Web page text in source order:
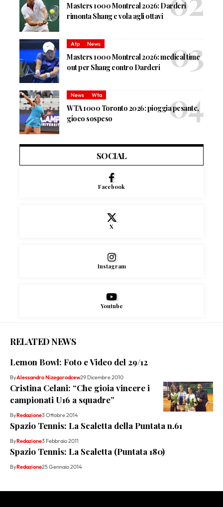
Masters 1000 Montreal 2026: Darderi
rimonta Shang e vola agli ottavi
Atp News
Masters 1000 Montreal 2026: medical time
out per Shang contro Darderi
News Wta
WTA 1000 Toronto 2026: pioggia pesante,
gioco sospeso
SOCIAL
Facebook
X
Instagram
Youtube
RELATED NEWS
Lemon Bowl: Foto e Video del 29/12
ByAlessandro Nizegorodcew29 Dicembre 2010
Cristina Celani: “Che gioia vincere i
campionati U16 a squadre”
ByRedazione3 Ottobre 2014
Spazio Tennis: La Scaletta della Puntata n.61
ByRedazione3 Febbraio 2011
Spazio Tennis: La Scaletta (Puntata 180)
ByRedazione25 Gennaio 2014